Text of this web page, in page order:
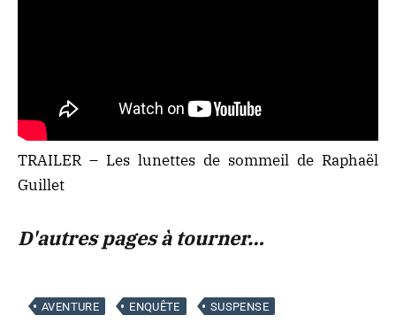
TRAILER – Les lunettes de sommeil de Raphaël
Guillet
D'autres pages à tourner…
AVENTURE ENQUÊTE SUSPENSE